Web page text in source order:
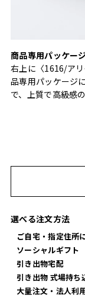
商品専用パッケー
右上に〈1616/ア
品専用パッケージ
で、上質で高級感
選べる注文方法
ご自宅・指定住所
ソーシャルギフト
引き出物宅配
引き出物 式場持ち
大量注文・法人利